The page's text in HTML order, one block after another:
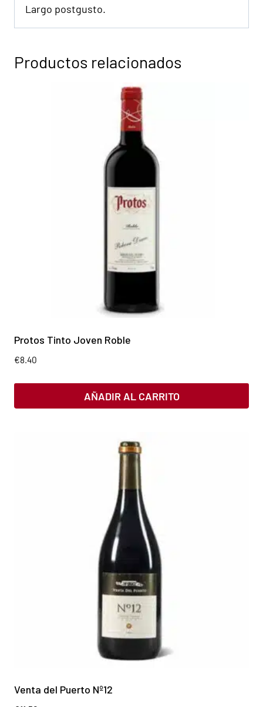
Largo postgusto.
Productos relacionados
Protos Tinto Joven Roble
€8.40
AÑADIR AL CARRITO
Venta del Puerto Nº12